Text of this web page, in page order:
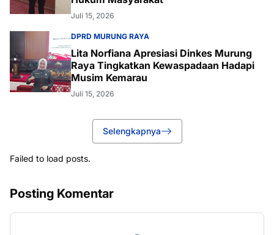
Juli 15, 2026
DPRD MURUNG RAYA
Lita Norfiana Apresiasi Dinkes Murung
Raya Tingkatkan Kewaspadaan Hadapi
Musim Kemarau
Juli 15, 2026
Selengkapnya
Failed to load posts.
Posting Komentar